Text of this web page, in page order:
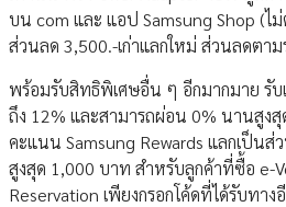
บน com และ แอป Samsung Shop (ไม่
ส่วนลด 3,500.-เก่าแลกใหม่ ส่วนลดตามร
พร้อมรับสิทธิพิเศษอื่น ๆ อีกมากมาย รับ
ถึง 12% และสามารถผ่อน 0% นานสูง
คะแนน Samsung Rewards แลกเป็นส่
สูงสุด 1,000 บาท สำหรับลูกค้าที่ซื้อ e-
Reservation เพียงกรอกโค้ดที่ได้รับทาง